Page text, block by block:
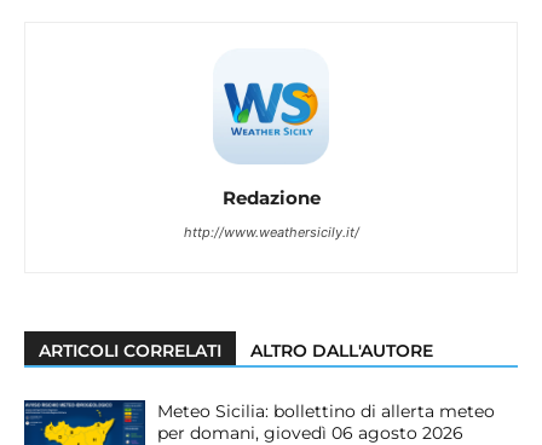
Redazione
http://www.weathersicily.it/
ARTICOLI CORRELATI ALTRO DALL'AUTORE
Meteo Sicilia: bollettino di allerta meteo
per domani, giovedì 06 agosto 2026